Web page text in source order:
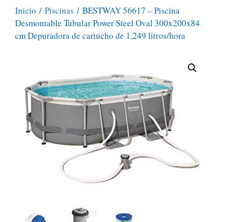
Inicio / Piscinas / BESTWAY 56617 – Piscina
Desmontable Tubular Power Steel Oval 300x200x84
cm Depuradora de cartucho de 1,249 litros/hora